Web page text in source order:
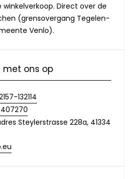
Direct over de
(grensovergang Tegelen-
Venlo).
ons op
132114
Steylerstrasse 228a, 41334